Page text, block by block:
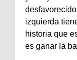
izquierda
historia que
es ganar la